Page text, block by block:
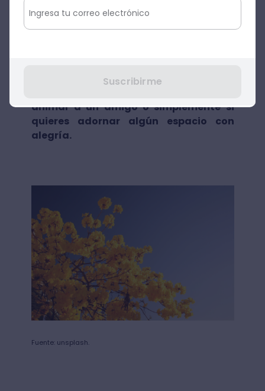
pueden significar confianza, buena fortuna
y salud. Mientras que en culturas
Las flores amarillas, transmiten alegría,
animar a un amigo o simplemente si
quieres adornar algún espacio con
alegría.
Fuente: unsplash.
Suscribirme